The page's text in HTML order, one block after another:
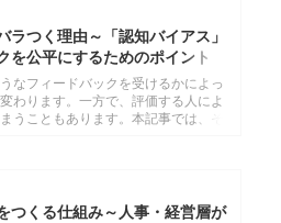
ラつく理由～「認知バイアス」
を公平にするためのポイント
なフィードバックを受けるかによっ
わります。一方で、評価する人によ
うこともあります。本記事では、そ
つくる仕組み～人事・経営層が